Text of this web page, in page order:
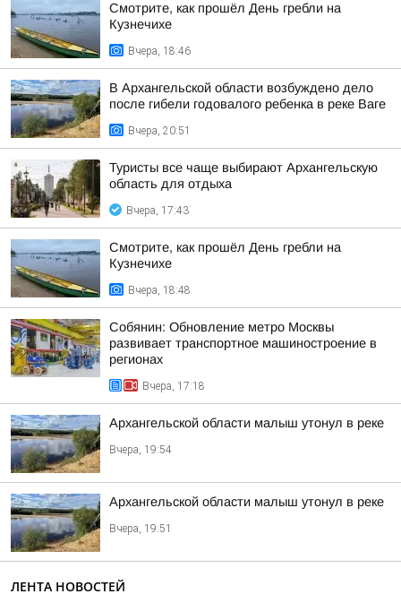
Смотрите, как прошёл День гребли на
Кузнечихе
Вчера, 18:46
В Архангельской области возбуждено дело
после гибели годовалого ребенка в реке Ваге
Вчера, 20:51
Туристы все чаще выбирают Архангельскую
область для отдыха
Вчера, 17:43
Смотрите, как прошёл День гребли на
Кузнечихе
Вчера, 18:48
Собянин: Обновление метро Москвы
развивает транспортное машиностроение в
регионах
Вчера, 17:18
Архангельской области малыш утонул в реке
Вчера, 19:54
Архангельской области малыш утонул в реке
Вчера, 19:51
ЛЕНТА НОВОСТЕЙ